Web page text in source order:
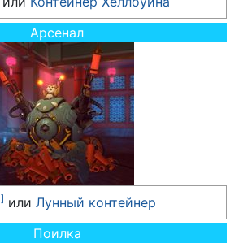
Арсенал
] или Лунный контейнер
Поилка